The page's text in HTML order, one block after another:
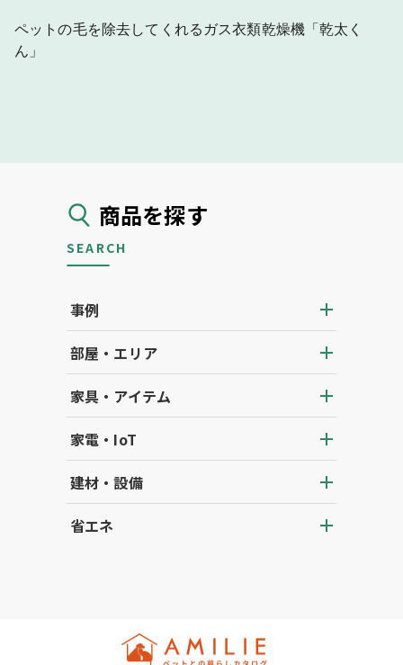
商品を探す
SEARCH
事例
部屋・エリア
家具・アイテム
家電・IoT
建材・設備
省エネ
ペットの毛を除去してくれるガス衣類乾燥機「乾太く
ん」